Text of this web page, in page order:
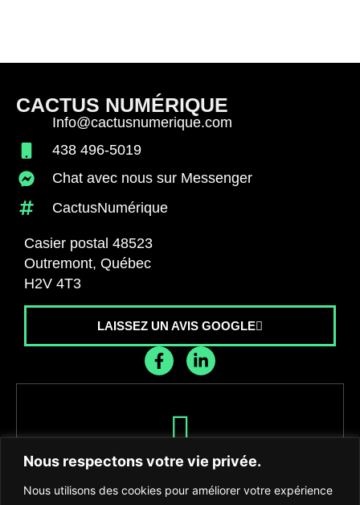
Nous respectons votre vie privée.
Nous utilisons des cookies pour améliorer votre expérience
CACTUS NUMÉRIQUE
Info@cactusnumerique.com
438 496-5019
Chat avec nous sur Messenger
CactusNumérique
Casier postal 48523
Outremont, Québec
H2V 4T3
LAISSEZ UN AVIS GOOGLE
Recevez les dernières nouvelles de